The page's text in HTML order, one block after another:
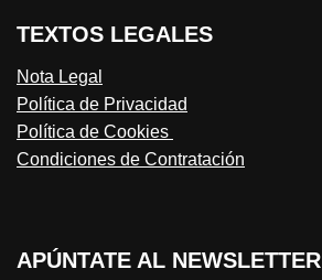
TEXTOS LEGALES
Nota Legal
Política de Privacidad
Política de Cookies
Condiciones de Contratación
APÚNTATE AL NEWSLETTER